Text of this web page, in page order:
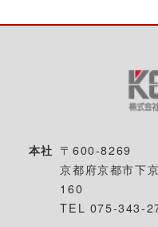
本社 〒600-8269
京都府京都市下
160
TEL 075-343-